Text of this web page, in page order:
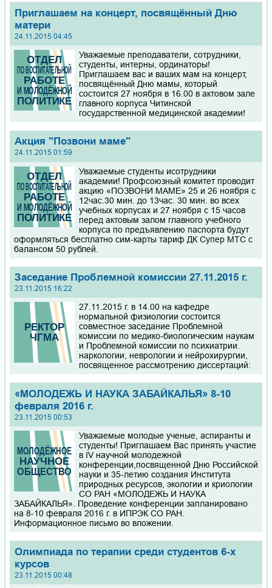
Приглашаем на концерт, посвящённый Дню
матери
24.11.2015 04:45
Уважаемые преподаватели, сотрудники,
студенты, интерны, ординаторы!
Приглашаем вас и ваших мам на концерт,
посвящённый Дню мамы, который
состоится 27 ноября в 16.00 в актовом зале
главного корпуса Читинской
государственной медицинской академии!
Акция "Позвони маме"
24.11.2015 01:59
Уважаемые студенты исотрудники
академии! Профсоюзный комитет проводит
акцию «ПОЗВОНИ МАМЕ» 25 и 26 ноября с
12час.30 мин. до 13час. 30 мин. во всех
учебных корпусах и 27 ноября с 15 часов
перед актовым залом главного учебного
корпуса по предъявлению паспорта будут
оформляться бесплатно сим-карты тариф ДК Супер МТС с
балансом 50 рублей.
Заседание Проблемной комиссии 27.11.2015 г.
23.11.2015 16:22
27.11.2015 г. в 14.00 на кафедре
нормальной физиологии состоится
совместное заседание Проблемной
комиссии по медико-биологическим наукам
и Проблемной комиссии по психиатрии.
наркологии, неврологии и нейрохирургии,
посвященное рассмотрению диссертаций:
«МОЛОДЕЖЬ И НАУКА ЗАБАЙКАЛЬЯ» 8-10
февраля 2016 г.
23.11.2015 00:53
Уважаемые молодые ученые, аспиранты и
студенты! Приглашаем Вас принять участие
в IV научной молодежной
конференции,посвященной Дню Российской
науки и 35-летию создания Института
природных ресурсов, экологии и криологии
СО РАН «МОЛОДЕЖЬ И НАУКА
ЗАБАЙКАЛЬЯ». Проведение конференции запланировано
на 8-10 февраля 2016 г. в ИПРЭК СО РАН.
Информационное письмо во вложении.
Олимпиада по терапии среди студентов 6-х
курсов
23.11.2015 00:48